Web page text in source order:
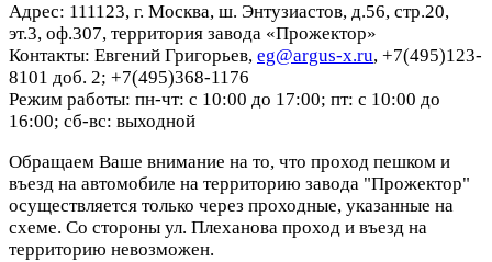
Адрес: 111123, г. Москва, ш. Энтузиастов, д.56, стр.20,
эт.3, оф.307, территория завода «Прожектор»
Контакты: Евгений Григорьев, eg@argus-x.ru, +7(495)123-
8101 доб. 2; +7(495)368-1176
Режим работы: пн-чт: с 10:00 до 17:00; пт: с 10:00 до
16:00; сб-вс: выходной
Обращаем Ваше внимание на то, что проход пешком и
въезд на автомобиле на территорию завода "Прожектор"
осуществляется только через проходные, указанные на
схеме. Со стороны ул. Плеханова проход и въезд на
территорию невозможен.